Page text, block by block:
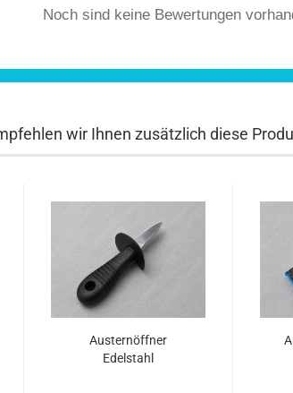
Noch sind keine Bewertungen
wir Ihnen zusätzlich diese
Austernöffner
Edelstahl